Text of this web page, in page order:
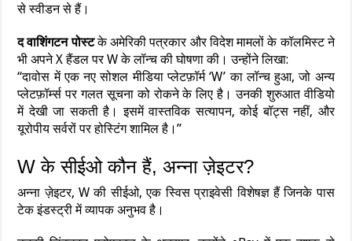
से स्वीडन से हैं।
द वाशिंगटन पोस्टके अमेरिकी पत्रकार और विदेश मामलों के कॉलमिस्ट ने
भी अपने X हैंडल पर W के लॉन्च की घोषणा की। उन्होंने लिखा:
“दावोस में एक नए सोशल मीडिया प्लेटफ़ॉर्म ‘W’ का लॉन्च हुआ, जो अन्य
प्लेटफ़ॉर्म्स पर गलत सूचना को रोकने के लिए है। उनकी शुरुआत वीडियो
में देखी जा सकती है। इसमें वास्तविक सत्यापन, कोई बॉट्स नहीं, और
यूरोपीय सर्वरों पर होस्टिंग शामिल है।”
W के सीईओ कौन हैं, अन्ना ज़ेइटर?
अन्ना ज़ेइटर, W की सीईओ, एक स्विस प्राइवेसी विशेषज्ञ हैं जिनके पास
टेक इंडस्ट्री में व्यापक अनुभव है।